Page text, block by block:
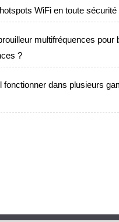
WiFi en toute sécurité
multifréquences pour
?
fonctionner dans plusieurs